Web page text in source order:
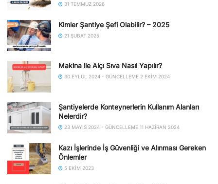
31 TEMMUZ 2026
Kimler Şantiye Şefi Olabilir? – 2025
21 ŞUBAT 2025
Makina ile Alçı Sıva Nasıl Yapılır?
30 EYLÜL 2024 - GÜNCELLEME 2 EKIM 2024
Şantiyelerde Konteynerlerin Kullanım Alanları
Nelerdir?
23 MAYIS 2024 - GÜNCELLEME 11 HAZIRAN 2024
Kazı İşlerinde İş Güvenliği ve Alınması Gereken
Önlemler
5 EKIM 2023